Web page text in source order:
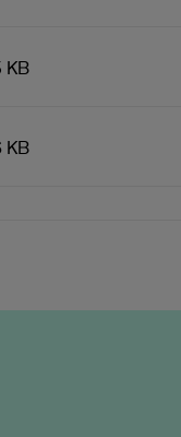
KB
KB